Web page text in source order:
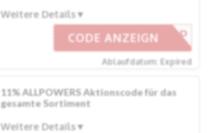
Weitere Details
WORLDCUP
CODE ANZEIGN
Ablaufdatum: Expired
11% ALLPOWERS Aktionscode für das
gesamte Sortiment
Weitere Details